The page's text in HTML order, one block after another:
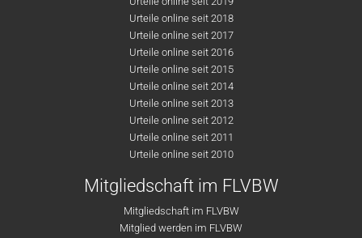
Urteile online seit 2018
Urteile online seit 2017
Urteile online seit 2016
Urteile online seit 2015
Urteile online seit 2014
Urteile online seit 2013
Urteile online seit 2012
Urteile online seit 2011
Urteile online seit 2010
Mitgliedschaft im FLVBW
Mitgliedschaft im FLVBW
Mitglied werden im FLVBW